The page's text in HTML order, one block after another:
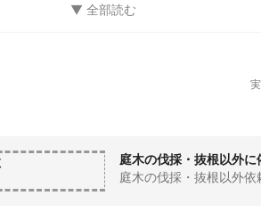
たくさんの方に知っていただきたいので、ま
依頼をさせていただきたいです。
い出をありがとうございました！また出来
い出し噛み締めたいと思います。
、ご活躍をお祈りしています。
庭木の伐採・抜根以外に
庭木の伐採・抜根以外依